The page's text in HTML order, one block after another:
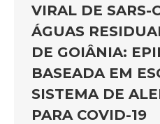
VIRAL DE SARS-
ÁGUAS
DE GOIÂNIA:
BASEADA EM
SISTEMA DE
PARA COVID-19